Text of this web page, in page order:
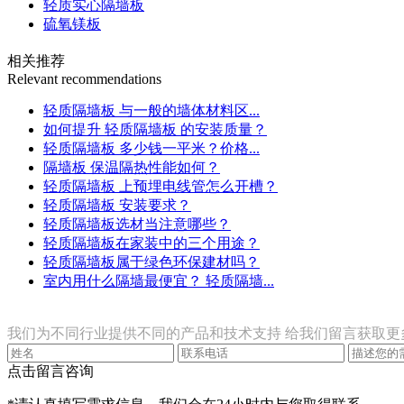
轻质实心隔墙板
硫氧镁板
相关推荐
Relevant recommendations
轻质隔墙板 与一般的墙体材料区...
如何提升 轻质隔墙板 的安装质量？
轻质隔墙板 多少钱一平米？价格...
隔墙板 保温隔热性能如何？
轻质隔墙板 上预埋电线管怎么开槽？
轻质隔墙板 安装要求？
轻质隔墙板选材当注意哪些？
轻质隔墙板在家装中的三个用途？
轻质隔墙板属于绿色环保建材吗？
室内用什么隔墙最便宜？ 轻质隔墙...
我们为不同行业提供不同的产品和技术支持 给我们留言获取更
点击留言咨询